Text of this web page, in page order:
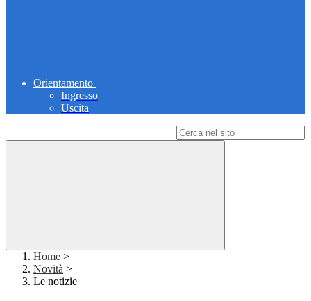
Orientamento
Ingresso
Uscita
Home >
Novità >
Le notizie